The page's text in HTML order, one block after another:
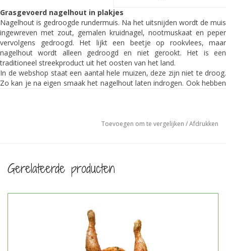
Grasgevoerd nagelhout in plakjes
Nagelhout is gedroogde rundermuis. Na het uitsnijden wordt de muis
ingewreven met zout, gemalen kruidnagel, nootmuskaat en peper
vervolgens gedroogd. Het lijkt een beetje op rookvlees, maar
nagelhout wordt alleen gedroogd en niet gerookt. Het is een
traditioneel streekproduct uit het oosten van het land.
In de webshop staat een aantal hele muizen, deze zijn niet te droog.
Zo kan je na eigen smaak het nagelhout laten indrogen. Ook hebben
kruidnagel en Keltisch zeezout.
Toevoegen om te vergelijken /Afdrukken
Gerelateerde producten